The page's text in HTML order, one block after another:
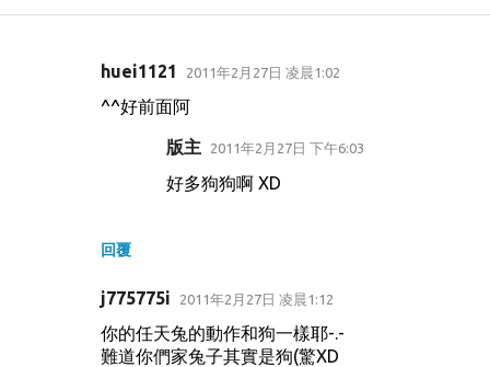
huei1121 2011年2月27日 凌晨1:02
^^好前面阿
回覆
版主 2011年2月27日 下午6:03
好多狗狗啊 XD
j775775i 2011年2月27日 凌晨1:12
你的任天兔的動作和狗一樣耶-.-
難道你們家兔子其實是狗(驚XD